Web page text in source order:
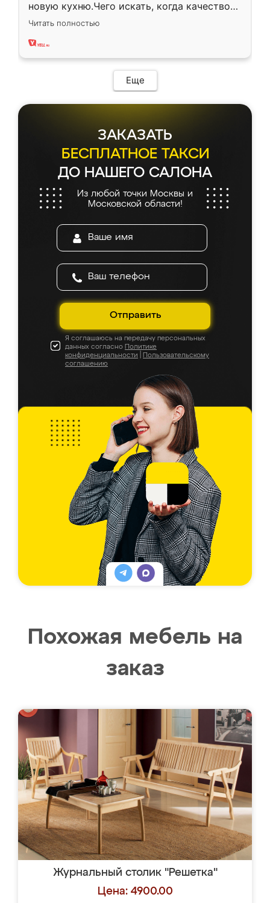
новую кухню.Чего искать, когда качеством
вполне довольна. Служит кухня уже почти
два года, нареканий нет.
Читать полностью
Еще
ЗАКАЗАТЬ
БЕСПЛАТНОЕ ТАКСИ
ДО НАШЕГО САЛОНА
Из любой точки Москвы и
Московской области!
Отправить
Я соглашаюсь на передачу персональных
данных согласно Политике
конфиденциальности
Пользовательскому
соглашению
Похожая мебель на
заказ
Журнальный столик "Решетка"
Цена: 4900.00